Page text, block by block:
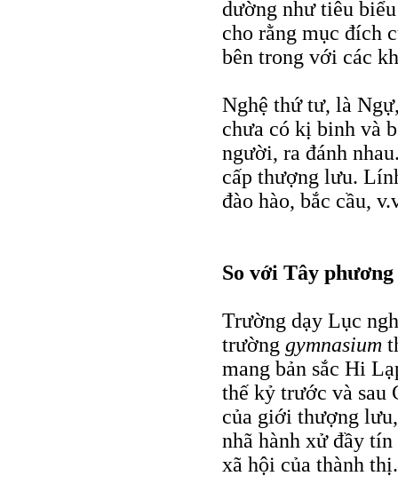
dường như tiêu
cho rằng mục đích
bên trong với các
Nghệ thứ tư, là
chưa có kị binh và
người, ra đánh
cấp thượng lưu.
đào hào, bắc cầu,
So với Tây phương
Trường dạy Lục
trường gymnasium
mang bản sắc Hi
thế kỷ trước và sau
của giới thượng
nhã hành xử đầy
xã hội của thành thị.